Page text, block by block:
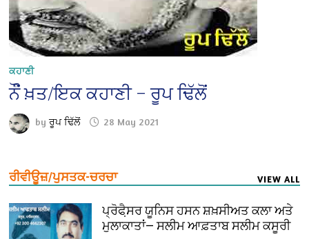
ਕਹਾਣੀ
ਨੌੰਂ ਖ਼ਤ/ਇਕ ਕਹਾਣੀ – ਰੂਪ ਢਿੱਲੋਂ
byਰੂਪ ਢਿੱਲੋਂ 28 May 2021
ਰੀਵੀਊਜ਼/ਪੁਸਤਕ-ਚਰਚਾ VIEW ALL
ਪ੍ਰੋਫੈ਼ਸਰ ਯੂਨਿਸ ਹਸਨ ਸ਼ਖ਼ਸੀਅਤ ਕਲਾ ਅਤੇ
ਮੁਲਾਕਾਤਾਂ— ਸਲੀਮ ਆਫ਼ਤਾਬ ਸਲੀਮ ਕਸੂਰੀ